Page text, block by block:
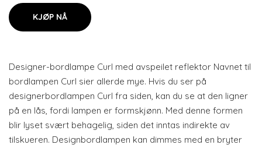
KJØP NÅ
Designer-bordlampe Curl med avspeilet reflektor Navnet til
bordlampen Curl sier allerde mye. Hvis du ser på
designerbordlampen Curl fra siden, kan du se at den ligner
på en lås, fordi lampen er formskjønn. Med denne formen
blir lyset svært behagelig, siden det inntas indirekte av
tilskueren. Designbordlampen kan dimmes med en bryter